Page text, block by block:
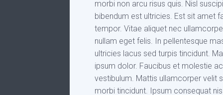
morbi non arcu risus quis. Nisl
bibendum est ultricies. Est sit amet
tempor. Vitae aliquet nec
nullam eget felis. In pellentesque
ultricies lacus sed turpis tincidunt.
ipsum dolor. Faucibus et molestie
vestibulum. Mattis ullamcorper velit
morbi tincidunt. Ipsum consequat